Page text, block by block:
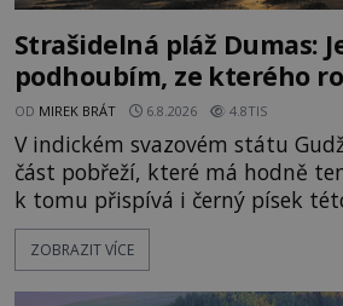
Strašidelná pláž Dumas:
podhoubím, ze kterého
OD MIREK BRÁT 6.8.2026 4.8TIS
V indickém svazovém státu
část pobřeží, které má hodně
k tomu přispívá i černý písek
pláž takové netypické zbarvení? Nakolik jsou
pravdivé historky, že zde došlo
ZOBRAZIT VÍCE